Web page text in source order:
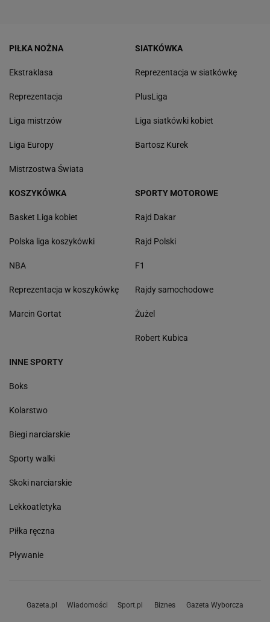
PIŁKA NOŻNA
Ekstraklasa
Reprezentacja
Liga mistrzów
Liga Europy
Mistrzostwa Świata
SIATKÓWKA
Reprezentacja w siatkówkę
PlusLiga
Liga siatkówki kobiet
Bartosz Kurek
KOSZYKÓWKA
Basket Liga kobiet
Polska liga koszykówki
NBA
Reprezentacja w koszykówkę
Marcin Gortat
SPORTY MOTOROWE
Rajd Dakar
Rajd Polski
F1
Rajdy samochodowe
Żużel
Robert Kubica
INNE SPORTY
Boks
Kolarstwo
Biegi narciarskie
Sporty walki
Skoki narciarskie
Lekkoatletyka
Piłka ręczna
Pływanie
Gazeta.pl Wiadomości Sport.pl Biznes Gazeta Wyborcza